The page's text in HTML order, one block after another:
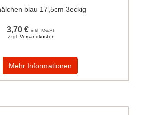
blau 17,5cm 3eckig
3,70 € inkl. MwSt.
zzgl. Versandkosten
Mehr Informationen